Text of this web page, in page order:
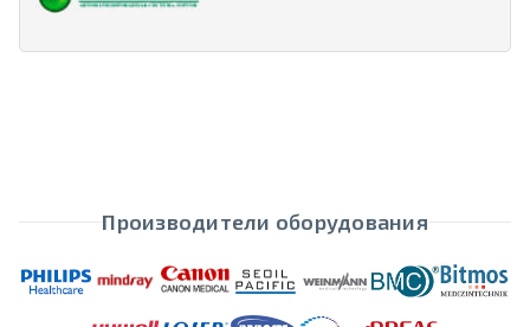
Производители оборудования